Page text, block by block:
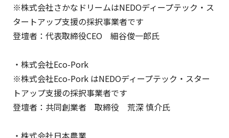
※株式会社さかなドリームはNEDOディープテック・ス
タートアップ支援の採択事業者です
登壇者：代表取締役CEO 細谷俊一郎氏
・株式会社Eco-Pork
※株式会社Eco-Pork はNEDOディープテック・スター
トアップ支援の採択事業者です
登壇者：共同創業者 取締役 荒深 慎介氏
・株式会社日本農業